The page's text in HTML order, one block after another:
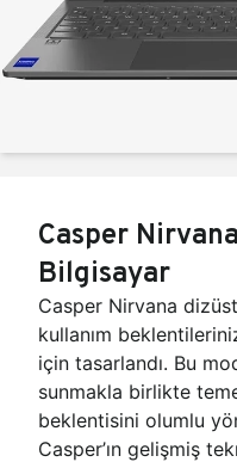
Casper
Bilgisayar
Casper Nirvana
kullanım
için tasarlandı. Bu
sunmakla birlikte
beklentisini olumlu
Casper’ın gelişmiş